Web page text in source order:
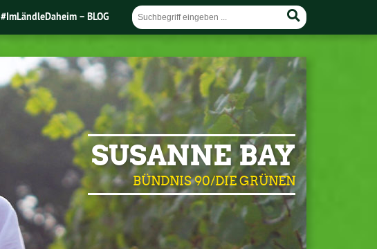
#ImLändleDaheim – BLOG
SUSANNE BAY
BÜNDNIS 90/DIE GRÜNEN